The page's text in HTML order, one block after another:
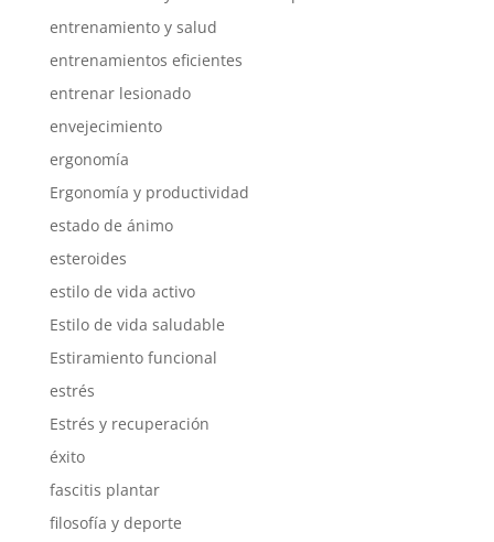
entrenamiento y salud
entrenamientos eficientes
entrenar lesionado
envejecimiento
ergonomía
Ergonomía y productividad
estado de ánimo
esteroides
estilo de vida activo
Estilo de vida saludable
Estiramiento funcional
estrés
Estrés y recuperación
éxito
fascitis plantar
filosofía y deporte